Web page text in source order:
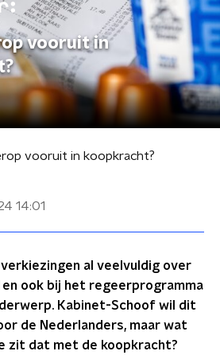
vooruit in
vooruit in koopkracht?
14:01
al veelvuldig over
ook bij het regeerprogramma
Kabinet-Schoof wil dit
de Nederlanders, maar wat
zit dat met de koopkracht?